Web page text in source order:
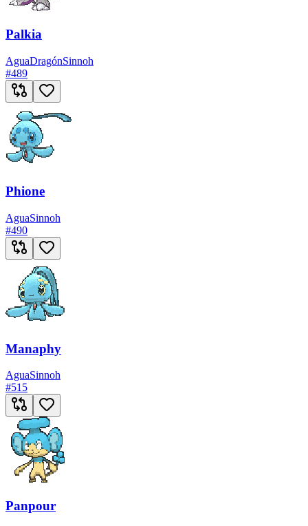
Palkia
AguaDragónSinnoh
#489
Phione
AguaSinnoh
#490
Manaphy
AguaSinnoh
#515
Panpour